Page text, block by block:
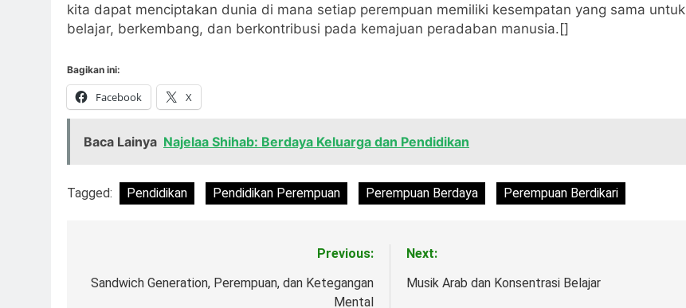
kita dapat menciptakan dunia di mana setiap perempuan memiliki kesempatan yang sama untuk
belajar, berkembang, dan berkontribusi pada kemajuan peradaban manusia.[]
Bagikan ini:
Facebook X
Baca Lainya Najelaa Shihab: Berdaya Keluarga dan Pendidikan
Tagged: Pendidikan Pendidikan Perempuan Perempuan Berdaya Perempuan Berdikari
pos
Previous:
Sandwich Generation, Perempuan, dan Ketegangan
Mental
Next:
Musik Arab dan Konsentrasi Belajar